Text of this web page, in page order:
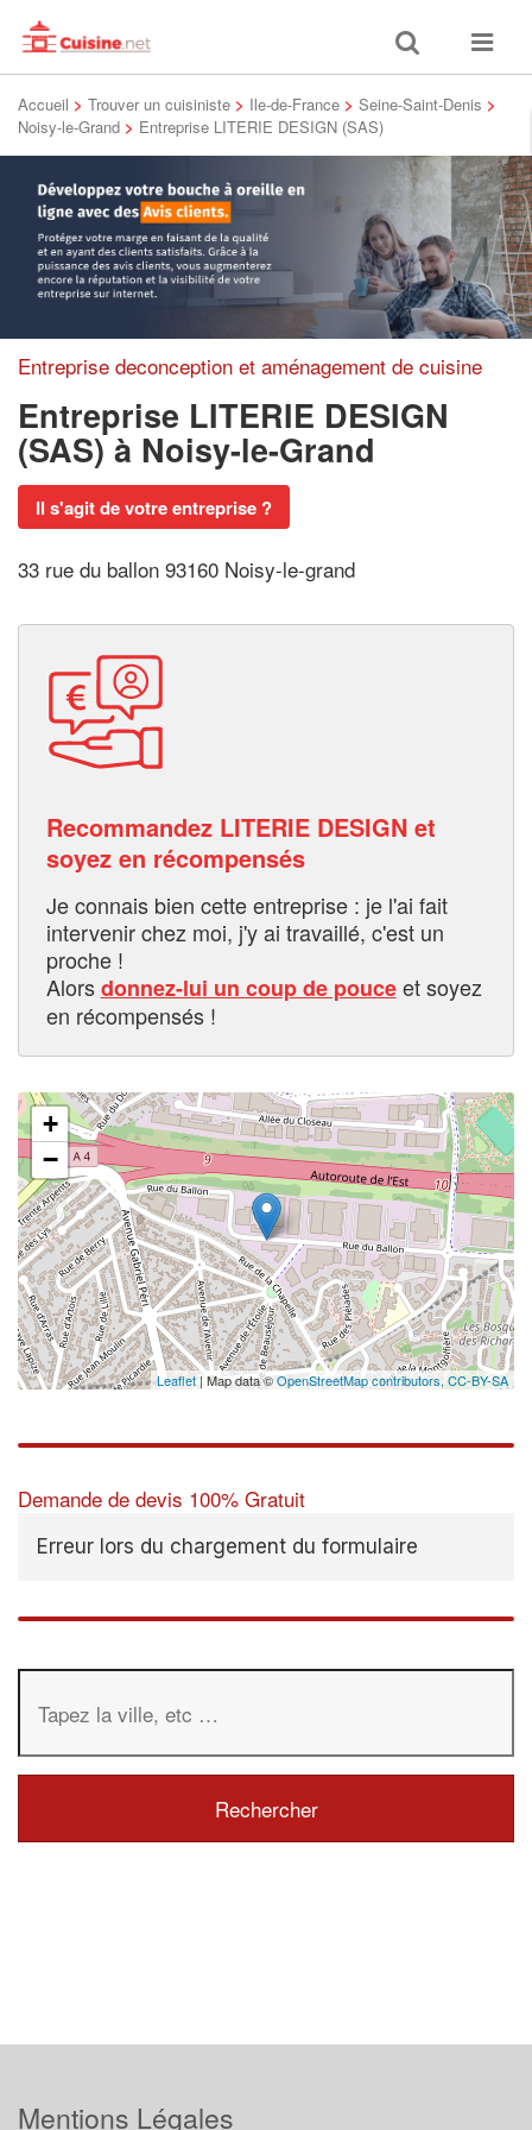
Toggle
search
Toggle
Accueil > Trouver un cuisiniste > Ile-de-France > Seine-Saint-Denis >
Noisy-le-Grand > Entreprise LITERIE DESIGN (SAS)
Entreprise deconception et aménagement de cuisine
Entreprise LITERIE DESIGN
(SAS)à Noisy-le-Grand
Il s'agit de votre entreprise ?
33 rue du ballon 93160 Noisy-le-grand
Recommandez LITERIE DESIGN et
soyez en récompensés
Je connais bien cette entreprise : je l'ai fait
intervenir chez moi, j'y ai travaillé, c'est un
proche !
Alorsdonnez-lui un coup de pouceet soyez
en récompensés !
+
−
Leaflet| Map data ©OpenStreetMap contributors, CC-BY-SA
Demande de devis 100% Gratuit
Erreur lors du chargement du formulaire
Mentions Légales